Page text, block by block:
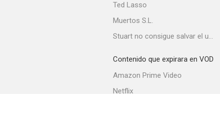
Ted Lasso
Muertos S.L.
Stuart no consigue salvar el universo
Contenido que expirara en VOD
Amazon Prime Video
Netflix